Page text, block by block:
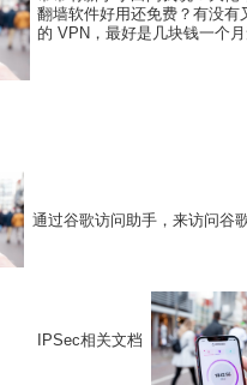
翻墙软件好用还免费？有没有
的 VPN，最好是几块钱一个月
通过谷歌访问助手，来访问谷
IPSec相关文档